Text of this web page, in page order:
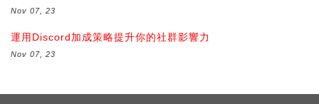
Nov 07, 23
運用Discord加成策略提升你的社群影響力
Nov 07, 23